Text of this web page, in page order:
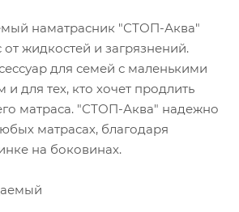
наматрасник "СТОП-Аква"
жидкостей и загрязнений.
для семей с маленькими
для тех, кто хочет продлить
матраса. "СТОП-Аква" надежно
матрасах, благодаря
на боковинах.